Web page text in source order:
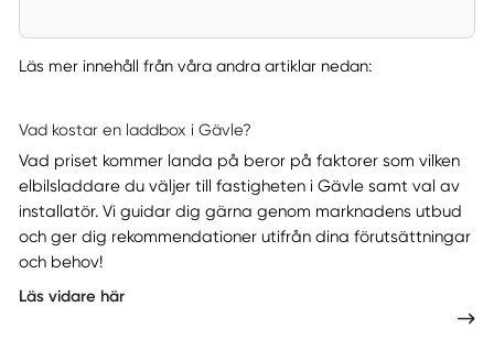
Läs mer innehåll från våra andra artiklar nedan:
Vad kostar en laddbox i Gävle?
Vad priset kommer landa på beror på faktorer som vilken
elbilsladdare du väljer till fastigheten i Gävle samt val av
installatör. Vi guidar dig gärna genom marknadens utbud
och ger dig rekommendationer utifrån dina förutsättningar
och behov!
Läs vidare här